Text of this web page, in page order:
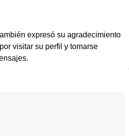
expresó su agradecimiento
por visitar su perfil y tomarse